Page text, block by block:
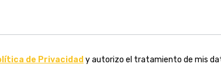
de Privacidad y autorizo el tratamiento de mis